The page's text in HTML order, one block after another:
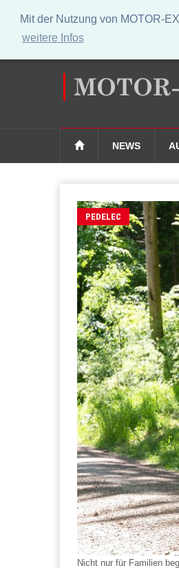
Mit der Nutzung von MOTOR-
weitere Infos
NEWS
Nicht nur für Familien
PEDELEC